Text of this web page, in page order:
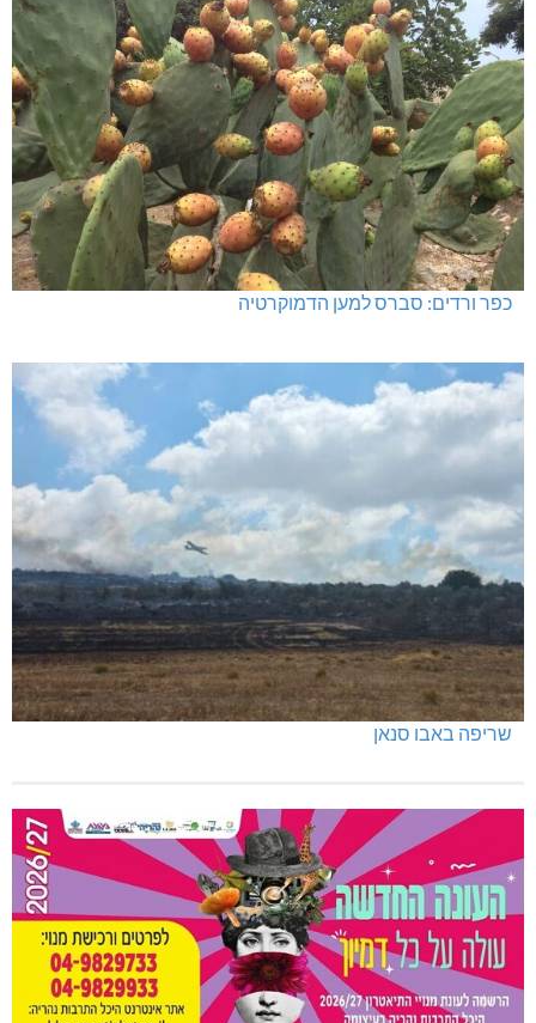
כפר ורדים: סברס למען הדמוקרטיה
שריפה באבו סנאן